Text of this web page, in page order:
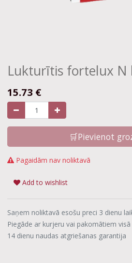
Lukturītis fortelux N
15.73 €
🛒Pievienot
Pagaidām nav noliktavā
Add to wishlist
Saņem noliktavā esošu preci 3 dienu
Piegāde ar kurjeru vai pakomātiem
14 dienu naudas atgriešanas garantija